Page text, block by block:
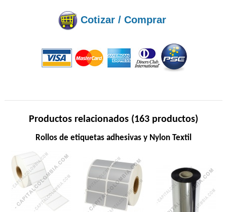
Cotizar / Comprar
Productos relacionados (163 productos)
Rollos de etiquetas adhesivas y Nylon Textil